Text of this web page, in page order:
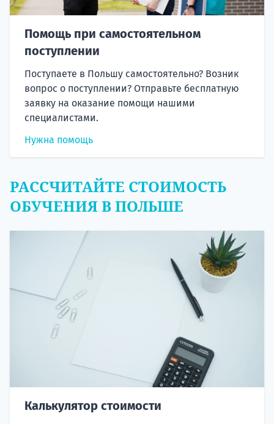
Помощь при самостоятельном
поступлении
Поступаете в Польшу самостоятельно? Возник
вопрос о поступлении? Отправьте бесплатную
заявку на оказание помощи нашими
специалистами.
Нужна помощь
РАССЧИТАЙТЕ СТОИМОСТЬ
ОБУЧЕНИЯ В ПОЛЬШЕ
Калькулятор стоимости